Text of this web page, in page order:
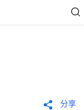
分享